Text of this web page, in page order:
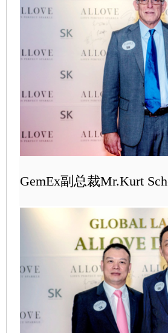
GemEx副总裁Mr.Kurt